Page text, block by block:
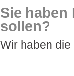
Sie haben
sollen?
Wir haben